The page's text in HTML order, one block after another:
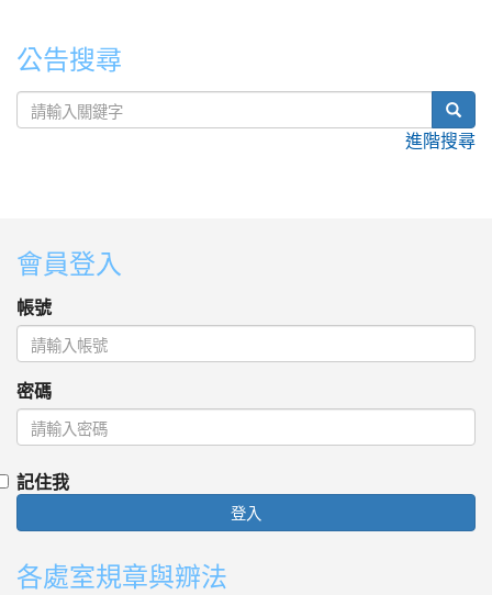
公告搜尋
進階搜尋
會員登入
帳號
密碼
記住我
登入
各處室規章與辧法